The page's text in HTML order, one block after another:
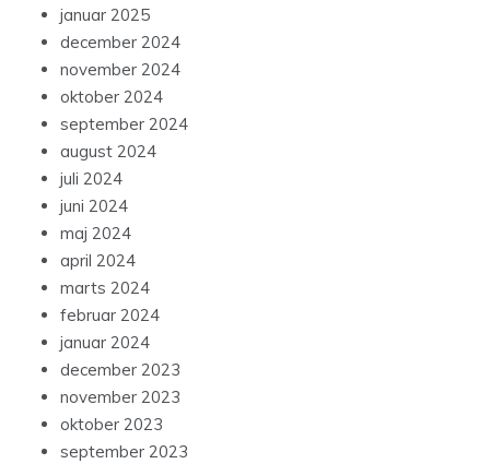
januar 2025
december 2024
november 2024
oktober 2024
september 2024
august 2024
juli 2024
juni 2024
maj 2024
april 2024
marts 2024
februar 2024
januar 2024
december 2023
november 2023
oktober 2023
september 2023